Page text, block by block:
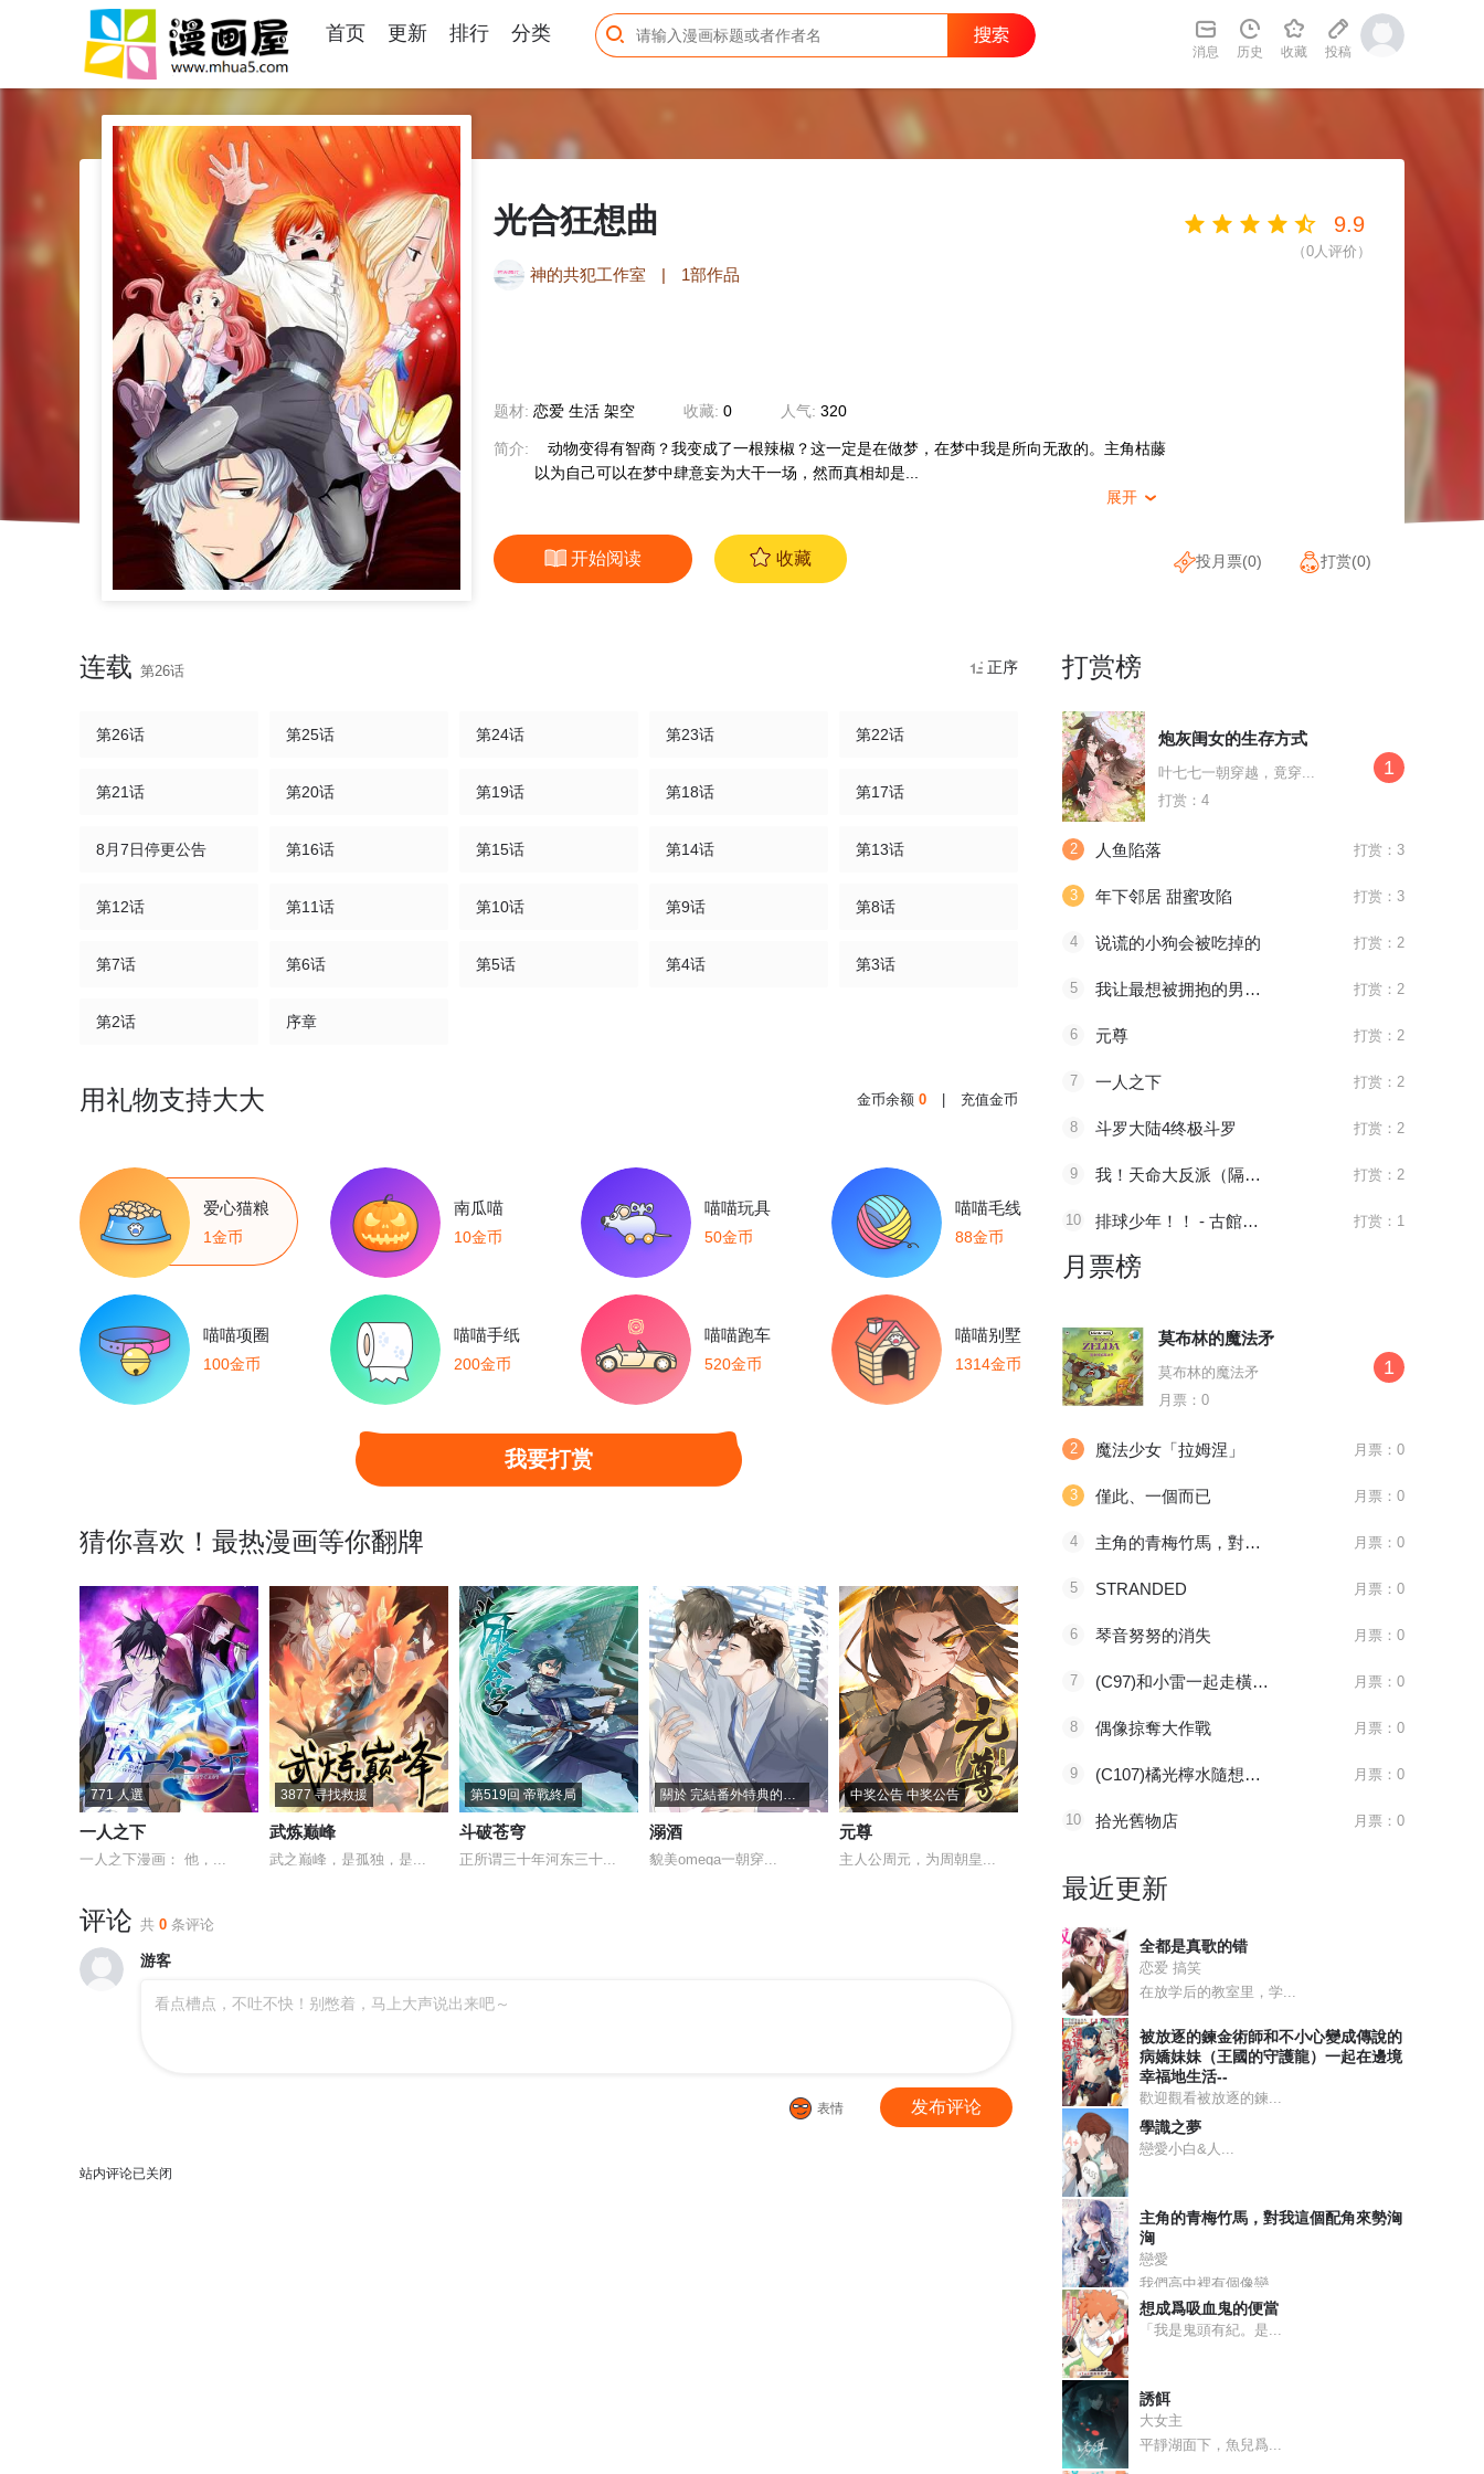
首页 更新 排行 分类
消息 历史 收藏 投稿
光合狂想曲
神的共犯工作室 | 1部作品
题材: 恋爱 生活 架空 收藏: 0 人气: 320
简介:
动物变得有智商？我变成了一根辣椒？这一定是在做梦，在梦中我是所向无敌的。主角枯藤
以为自己可以在梦中肆意妄为大干一场，然而真相却是...
展开 
开始阅读 收藏
9.9
（0人评价）
投月票(0) 打赏(0)
连载 第26话 正序
第26话 第25话 第24话 第23话 第22话
第21话 第20话 第19话 第18话 第17话
8月7日停更公告 第16话 第15话 第14话 第13话
第12话 第11话 第10话 第9话 第8话
第7话 第6话 第5话 第4话 第3话
第2话 序章
用礼物支持大大 金币余额 0 充值金币
爱心猫粮
1金币
南瓜喵
10金币
喵喵玩具
50金币
喵喵毛线
88金币
喵喵项圈
100金币
喵喵手纸
200金币
喵喵跑车
520金币
喵喵别墅
1314金币
我要打赏
猜你喜欢！最热漫画等你翻牌
771 人選
一人之下
一人之下漫画： 他，...
3877 寻找救援
武炼巅峰
武之巅峰，是孤独，是...
第519回 帝戰終局
斗破苍穹
正所谓三十年河东三十...
關於 完結番外特典的通知
溺酒
貌美omega一朝穿...
中奖公告 中奖公告
元尊
主人公周元，为周朝皇...
评论 共 0 条评论
游客
看点槽点，不吐不快！别憋着，马上大声说出来吧～
表情 发布评论
站内评论已关闭
打赏榜
炮灰闺女的生存方式
叶七七一朝穿越，竟穿...
打赏：4
1
2 人鱼陷落 打赏：3
3 年下邻居 甜蜜攻陷 打赏：3
4 说谎的小狗会被吃掉的 打赏：2
5 我让最想被拥抱的男人给威胁了 打赏：2
6 元尊 打赏：2
7 一人之下 打赏：2
8 斗罗大陆4终极斗罗 打赏：2
9 我！天命大反派（隔周双更） 打赏：2
10 排球少年！！ - 古館春一 打赏：1
月票榜
莫布林的魔法矛
莫布林的魔法矛
月票：0
1
2 魔法少女「拉姆涅」 月票：0
3 僅此、一個而已 月票：0
4 主角的青梅竹馬，對我這個配角來勢洶洶 月票：0
5 STRANDED 月票：0
6 琴音努努的消失 月票：0
7 (C97)和小雷一起走橫須賀的書 月票：0
8 偶像掠奪大作戰 月票：0
9 (C107)橘光檸水隨想曲的非官方 月票：0
10 拾光舊物店 月票：0
最近更新
全都是真歌的错
恋爱 搞笑
在放学后的教室里，学...
被放逐的鍊金術師和不小心變成傳說的
病嬌妹妹（王國的守護龍）一起在邊境
幸福地生活--
歡迎觀看被放逐的鍊...
學識之夢
戀愛小白&人...
主角的青梅竹馬，對我這個配角來勢洶
洶
戀愛
我們高中裡有個像戀...
想成爲吸血鬼的便當
「我是鬼頭有紀。是...
誘餌
大女主
平靜湖面下，魚兒爲...